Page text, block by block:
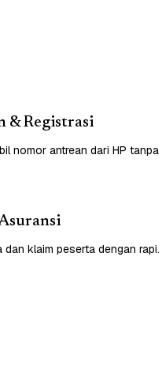
& Registrasi
nomor antrean dari HP tanpa
dan klaim peserta dengan rapi.